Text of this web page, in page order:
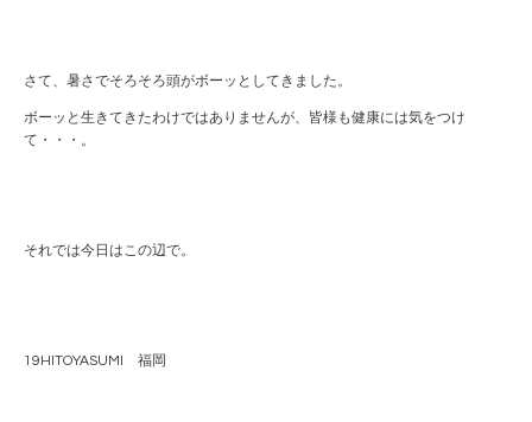
さて、暑さでそろそろ頭がボーッとしてきました。
ボーッと生きてきたわけではありませんが、皆様も健康には気をつけ
て・・・。
それでは今日はこの辺で。
19HITOYASUMI 福岡